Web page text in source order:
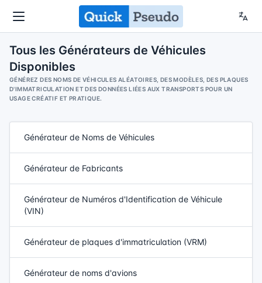
Tous les Générateurs de Véhicules
Disponibles
GÉNÉREZ DES NOMS DE VÉHICULES ALÉATOIRES, DES MODÈLES, DES PLAQUES
D'IMMATRICULATION ET DES DONNÉES LIÉES AUX TRANSPORTS POUR UN
USAGE CRÉATIF ET PRATIQUE.
Générateur de Noms de Véhicules
Générateur de Fabricants
Générateur de Numéros d'Identification de Véhicule
(VIN)
Générateur de plaques d'immatriculation (VRM)
Générateur de noms d'avions